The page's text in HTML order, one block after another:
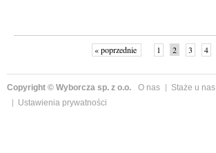
« poprzednie 1 2 3 4
Copyright © Wyborcza sp. z o.o. O nas Staże u nas
Ustawienia prywatności